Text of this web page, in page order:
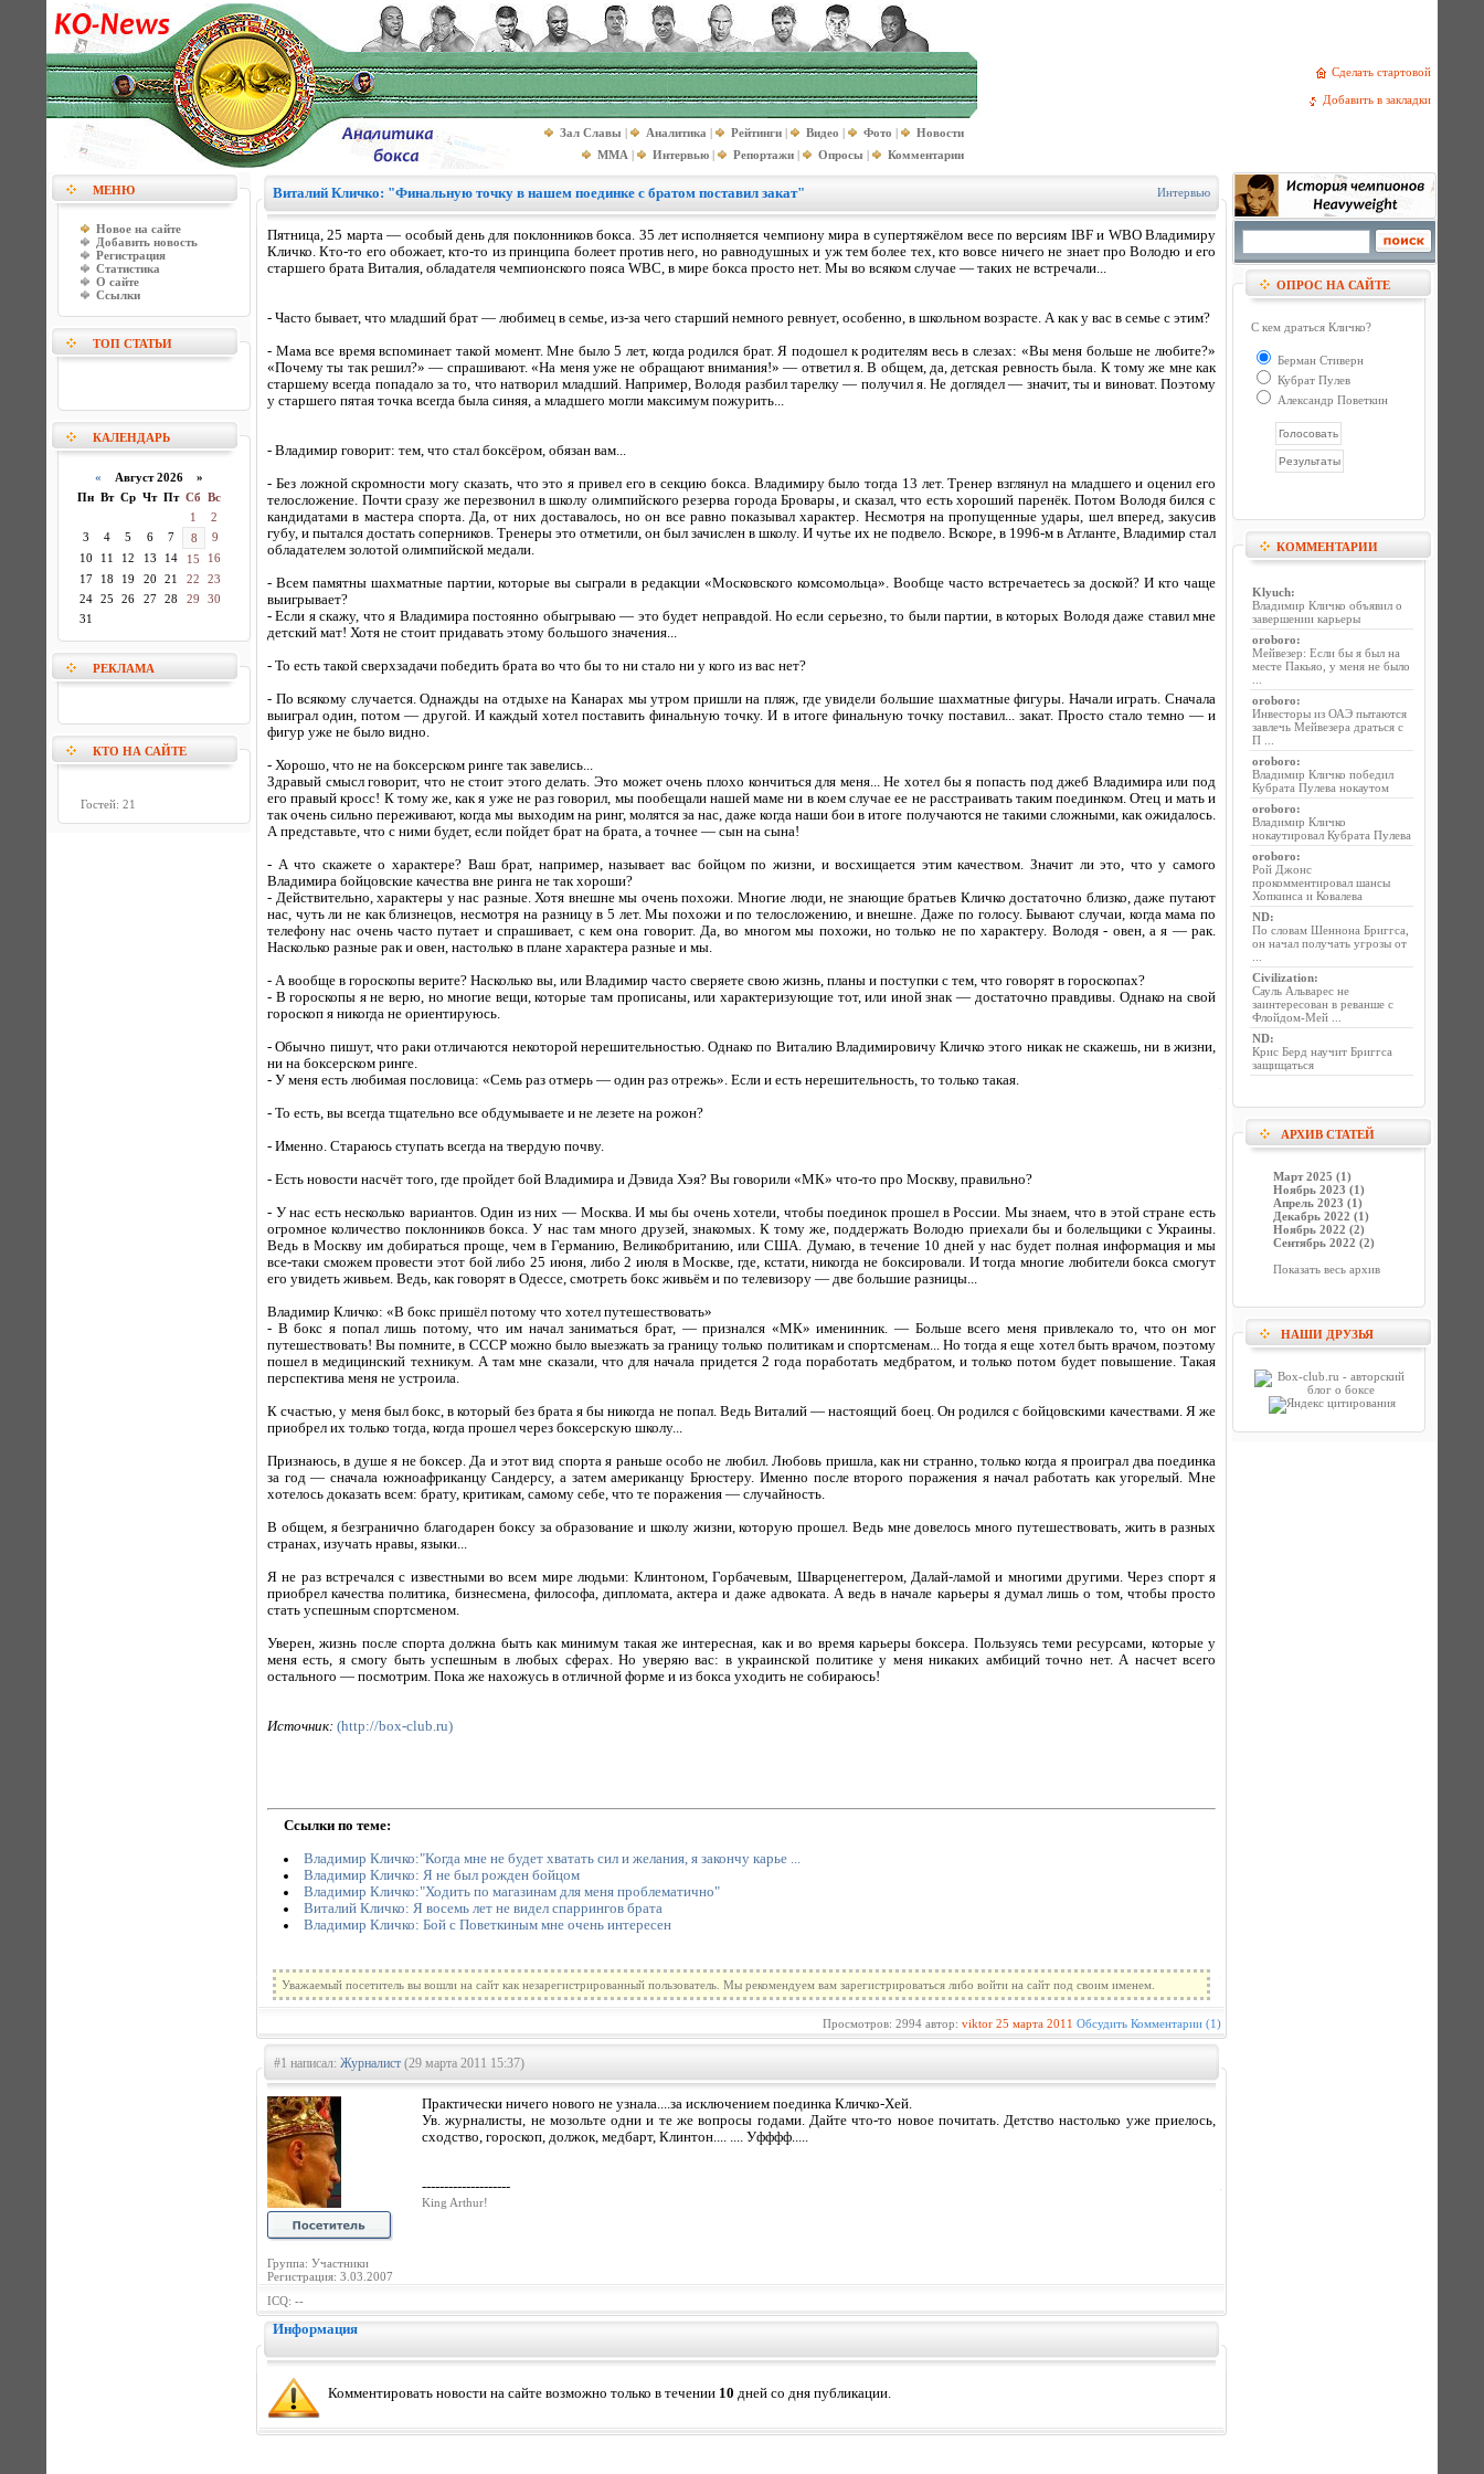
Сделать стартовой
Добавить в закладки
Зал Славы | Аналитика | Рейтинги | Видео | Фото |
Новости
MMA | Интервью | Репортажи | Опросы | Комментарии
МЕНЮ
Новое на сайте
Добавить новость
Регистрация
Статистика
О сайте
Ссылки
ТОП СТАТЬИ
КАЛЕНДАРЬ
« Август 2026 »
Пн Вт Ср Чт Пт Сб Вс
1
2
3
4 5 6 7 8
9
10
11 12 13 14 15
16
17
18 19 20 21 22
23
24
25 26 27 28 29
30
31
РЕКЛАМА
КТО НА САЙТЕ
Гостей: 21
Виталий Кличко: "Финальную точку в нашем поединке с братом поставил закат" Интервью
Пятница, 25 марта — особый день для поклонников бокса. 35 лет исполняется чемпиону мира в супертяжёлом весе по версиям IBF и WBO Владимиру
Кличко. Кто-то его обожает, кто-то из принципа болеет против него, но равнодушных и уж тем более тех, кто вовсе ничего не знает про Володю и его
старшего брата Виталия, обладателя чемпионского пояса WBC, в мире бокса просто нет. Мы во всяком случае — таких не встречали...
- Часто бывает, что младший брат — любимец в семье, из-за чего старший немного ревнует, особенно, в школьном возрасте. А как у вас в семье с этим?
- Мама все время вспоминает такой момент. Мне было 5 лет, когда родился брат. Я подошел к родителям весь в слезах: «Вы меня больше не любите?»
«Почему ты так решил?» — спрашивают. «На меня уже не обращают внимания!» — ответил я. В общем, да, детская ревность была. К тому же мне как
старшему всегда попадало за то, что натворил младший. Например, Володя разбил тарелку — получил я. Не доглядел — значит, ты и виноват. Поэтому
у старшего пятая точка всегда была синяя, а младшего могли максимум пожурить...
- Владимир говорит: тем, что стал боксёром, обязан вам...
- Без ложной скромности могу сказать, что это я привел его в секцию бокса. Владимиру было тогда 13 лет. Тренер взглянул на младшего и оценил его
телосложение. Почти сразу же перезвонил в школу олимпийского резерва города Бровары, и сказал, что есть хороший паренёк. Потом Володя бился с
кандидатами в мастера спорта. Да, от них доставалось, но он все равно показывал характер. Несмотря на пропущенные удары, шел вперед, закусив
губу, и пытался достать соперников. Тренеры это отметили, он был зачислен в школу. И чутье их не подвело. Вскоре, в 1996-м в Атланте, Владимир стал
обладателем золотой олимпийской медали.
- Всем памятны шахматные партии, которые вы сыграли в редакции «Московского комсомольца». Вообще часто встречаетесь за доской? И кто чаще
выигрывает?
- Если я скажу, что я Владимира постоянно обыгрываю — это будет неправдой. Но если серьезно, то были партии, в которых Володя даже ставил мне
детский мат! Хотя не стоит придавать этому большого значения...
- То есть такой сверхзадачи победить брата во что бы то ни стало ни у кого из вас нет?
- По всякому случается. Однажды на отдыхе на Канарах мы утром пришли на пляж, где увидели большие шахматные фигуры. Начали играть. Сначала
выиграл один, потом — другой. И каждый хотел поставить финальную точку. И в итоге финальную точку поставил... закат. Просто стало темно — и
фигур уже не было видно.
- Хорошо, что не на боксерском ринге так завелись...
Здравый смысл говорит, что не стоит этого делать. Это может очень плохо кончиться для меня... Не хотел бы я попасть под джеб Владимира или под
его правый кросс! К тому же, как я уже не раз говорил, мы пообещали нашей маме ни в коем случае ее не расстраивать таким поединком. Отец и мать и
так очень сильно переживают, когда мы выходим на ринг, молятся за нас, даже когда наши бои в итоге получаются не такими сложными, как ожидалось.
А представьте, что с ними будет, если пойдет брат на брата, а точнее — сын на сына!
- А что скажете о характере? Ваш брат, например, называет вас бойцом по жизни, и восхищается этим качеством. Значит ли это, что у самого
Владимира бойцовские качества вне ринга не так хороши?
- Действительно, характеры у нас разные. Хотя внешне мы очень похожи. Многие люди, не знающие братьев Кличко достаточно близко, даже путают
нас, чуть ли не как близнецов, несмотря на разницу в 5 лет. Мы похожи и по телосложению, и внешне. Даже по голосу. Бывают случаи, когда мама по
телефону нас очень часто путает и спрашивает, с кем она говорит. Да, во многом мы похожи, но только не по характеру. Володя - овен, а я — рак.
Насколько разные рак и овен, настолько в плане характера разные и мы.
- А вообще в гороскопы верите? Насколько вы, или Владимир часто сверяете свою жизнь, планы и поступки с тем, что говорят в гороскопах?
- В гороскопы я не верю, но многие вещи, которые там прописаны, или характеризующие тот, или иной знак — достаточно правдивы. Однако на свой
гороскоп я никогда не ориентируюсь.
- Обычно пишут, что раки отличаются некоторой нерешительностью. Однако по Виталию Владимировичу Кличко этого никак не скажешь, ни в жизни,
ни на боксерском ринге.
- У меня есть любимая пословица: «Семь раз отмерь — один раз отрежь». Если и есть нерешительность, то только такая.
- То есть, вы всегда тщательно все обдумываете и не лезете на рожон?
- Именно. Стараюсь ступать всегда на твердую почву.
- Есть новости насчёт того, где пройдет бой Владимира и Дэвида Хэя? Вы говорили «МК» что-то про Москву, правильно?
- У нас есть несколько вариантов. Один из них — Москва. И мы бы очень хотели, чтобы поединок прошел в России. Мы знаем, что в этой стране есть
огромное количество поклонников бокса. У нас там много друзей, знакомых. К тому же, поддержать Володю приехали бы и болельщики с Украины.
Ведь в Москву им добираться проще, чем в Германию, Великобританию, или США. Думаю, в течение 10 дней у нас будет полная информация и мы
все-таки сможем провести этот бой либо 25 июня, либо 2 июля в Москве, где, кстати, никогда не боксировали. И тогда многие любители бокса смогут
его увидеть живьем. Ведь, как говорят в Одессе, смотреть бокс живьём и по телевизору — две большие разницы...
Владимир Кличко: «В бокс пришёл потому что хотел путешествовать»
- В бокс я попал лишь потому, что им начал заниматься брат, — признался «МК» именинник. — Больше всего меня привлекало то, что он мог
путешествовать! Вы помните, в СССР можно было выезжать за границу только политикам и спортсменам... Но тогда я еще хотел быть врачом, поэтому
пошел в медицинский техникум. А там мне сказали, что для начала придется 2 года поработать медбратом, и только потом будет повышение. Такая
перспектива меня не устроила.
К счастью, у меня был бокс, в который без брата я бы никогда не попал. Ведь Виталий — настоящий боец. Он родился с бойцовскими качествами. Я же
приобрел их только тогда, когда прошел через боксерскую школу...
Признаюсь, в душе я не боксер. Да и этот вид спорта я раньше особо не любил. Любовь пришла, как ни странно, только когда я проиграл два поединка
за год — сначала южноафриканцу Сандерсу, а затем американцу Брюстеру. Именно после второго поражения я начал работать как угорелый. Мне
хотелось доказать всем: брату, критикам, самому себе, что те поражения — случайность.
В общем, я безгранично благодарен боксу за образование и школу жизни, которую прошел. Ведь мне довелось много путешествовать, жить в разных
странах, изучать нравы, языки...
Я не раз встречался с известными во всем мире людьми: Клинтоном, Горбачевым, Шварценеггером, Далай-ламой и многими другими. Через спорт я
приобрел качества политика, бизнесмена, философа, дипломата, актера и даже адвоката. А ведь в начале карьеры я думал лишь о том, чтобы просто
стать успешным спортсменом.
Уверен, жизнь после спорта должна быть как минимум такая же интересная, как и во время карьеры боксера. Пользуясь теми ресурсами, которые у
меня есть, я смогу быть успешным в любых сферах. Но уверяю вас: в украинской политике у меня никаких амбиций точно нет. А насчет всего
остального — посмотрим. Пока же нахожусь в отличной форме и из бокса уходить не собираюсь!
Источник: (http://box-club.ru)
Ссылки по теме:
Владимир Кличко:"Когда мне не будет хватать сил и желания, я закончу карье ...
Владимир Кличко: Я не был рожден бойцом
Владимир Кличко:"Ходить по магазинам для меня проблематично"
Виталий Кличко: Я восемь лет не видел спаррингов брата
Владимир Кличко: Бой с Поветкиным мне очень интересен
Уважаемый посетитель вы вошли на сайт как незарегистрированный пользователь. Мы рекомендуем вам зарегистрироваться либо войти на сайт под своим именем.
Просмотров: 2994 автор: viktor 25 марта 2011 Обсудить Комментарии (1)
#1 написал: Журналист (29 марта 2011 15:37)
Группа: Участники
Регистрация: 3.03.2007
Практически ничего нового не узнала....за исключением поединка Кличко-Хей.
Ув. журналисты, не мозольте одни и те же вопросы годами. Дайте что-то новое почитать. Детство настолько уже приелось,
сходство, гороскоп, должок, медбарт, Клинтон.... .... Уфффф.....
--------------------
King Arthur!
ICQ: --
Информация
Комментировать новости на сайте возможно только в течении 10 дней со дня публикации.
ОПРОС НА САЙТЕ
С кем драться Кличко?
Берман Стиверн
Кубрат Пулев
Александр Поветкин
КОММЕНТАРИИ
Klyuch:
Владимир Кличко объявил о
завершении карьеры
oroboro:
Мейвезер: Если бы я был на
месте Пакьяо, у меня не было
oroboro:
Инвесторы из ОАЭ пытаются
завлечь Мейвезера драться с
П ...
oroboro:
Владимир Кличко победил
Кубрата Пулева нокаутом
oroboro:
Владимир Кличко
нокаутировал Кубрата Пулева
oroboro:
Рой Джонс
прокомментировал шансы
Хопкинса и Ковалева
ND:
По словам Шеннона Бриггса,
он начал получать угрозы от
Civilization:
Сауль Альварес не
заинтересован в реванше с
Флойдом-Мей ...
ND:
Крис Берд научит Бриггса
защищаться
АРХИВ СТАТЕЙ
Март 2025 (1)
Ноябрь 2023 (1)
Апрель 2023 (1)
Декабрь 2022 (1)
Ноябрь 2022 (2)
Сентябрь 2022 (2)
Показать весь архив
НАШИ ДРУЗЬЯ